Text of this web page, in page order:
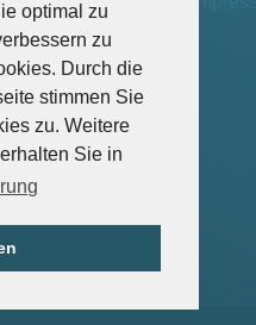
optimal zu
zu
Durch die
stimmen Sie
zu. Weitere
Sie in